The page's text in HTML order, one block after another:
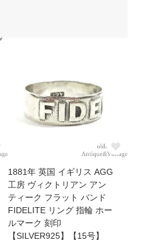
1881年 英国 イギリス AGG
工房 ヴィクトリアン アン
ティーク フラット バンド
FIDELITE リング 指輪 ホー
ルマーク 刻印
【SILVER925】【15号】